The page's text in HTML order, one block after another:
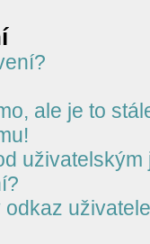
ale je to
uživatelským